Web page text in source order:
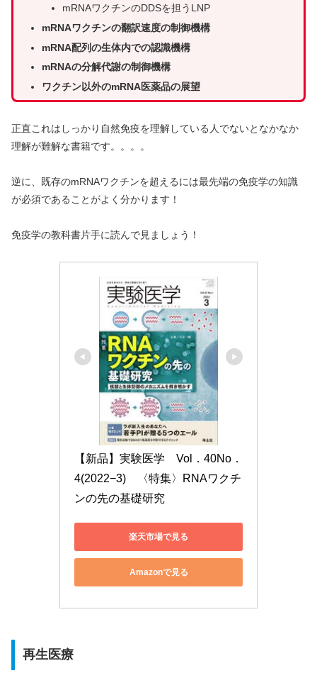
mRNAワクチンのDDSを担うLNP
mRNAワクチンの翻訳速度の制御機構
mRNA配列の生体内での認識機構
mRNAの分解代謝の制御機構
ワクチン以外のmRNA医薬品の展望
正直これはしっかり自然免疫を理解している人でないとなかなか
理解が難解な書籍です。。。。
逆に、既存のmRNAワクチンを超えるには最先端の免疫学の知識
が必須であることがよく分かります！
免疫学の教科書片手に読んで見ましょう！
【新品】実験医学　Vol．40No．
4(2022−3)　〈特集〉RNAワクチ
ンの先の基礎研究
楽天市場で見る
Amazonで見る
再生医療